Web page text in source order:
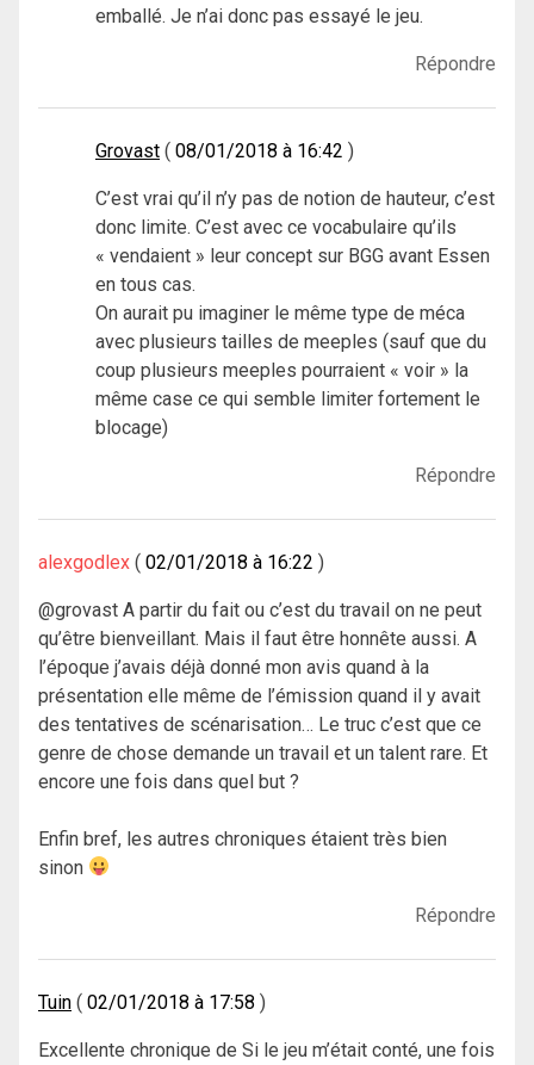
emballé. Je n’ai donc pas essayé le jeu.
Répondre
Grovast 08/01/2018 à 16:42
C’est vrai qu’il n’y pas de notion de hauteur, c’est
donc limite. C’est avec ce vocabulaire qu’ils
« vendaient » leur concept sur BGG avant Essen
en tous cas.
On aurait pu imaginer le même type de méca
avec plusieurs tailles de meeples (sauf que du
coup plusieurs meeples pourraient « voir » la
même case ce qui semble limiter fortement le
blocage)
Répondre
alexgodlex 02/01/2018 à 16:22
@grovast A partir du fait ou c’est du travail on ne peut
qu’être bienveillant. Mais il faut être honnête aussi. A
l’époque j’avais déjà donné mon avis quand à la
présentation elle même de l’émission quand il y avait
des tentatives de scénarisation… Le truc c’est que ce
genre de chose demande un travail et un talent rare. Et
encore une fois dans quel but ?
Enfin bref, les autres chroniques étaient très bien
sinon
Répondre
Tuin 02/01/2018 à 17:58
Excellente chronique de Si le jeu m’était conté, une fois